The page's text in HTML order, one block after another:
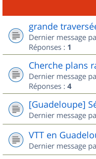
grande
Dernier message
Réponses : 1
Cherche plans
Dernier message
Réponses : 4
[Guadeloupe]
Dernier message
VTT en
Dernier message